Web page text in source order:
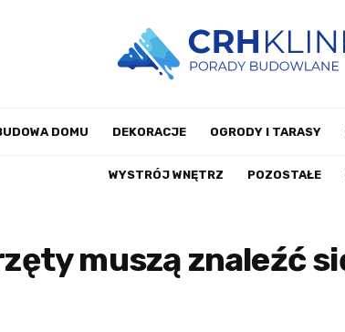
DOMU DEKORACJE OGRODY I TARASY
WYSTRÓJ WNĘTRZ POZOSTAŁE
muszą znaleźć